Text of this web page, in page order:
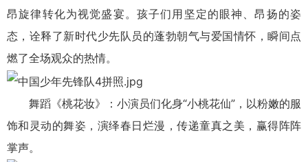
昂旋律转化为视觉盛宴。孩子们用坚定的眼神、昂扬的姿
态，诠释了新时代少先队员的蓬勃朝气与爱国情怀，瞬间点
燃了全场观众的热情。
舞蹈《桃花妆》：小演员们化身“小桃花仙”，以粉嫩的服
饰和灵动的舞姿，演绎春日烂漫，传递童真之美，赢得阵阵
掌声。